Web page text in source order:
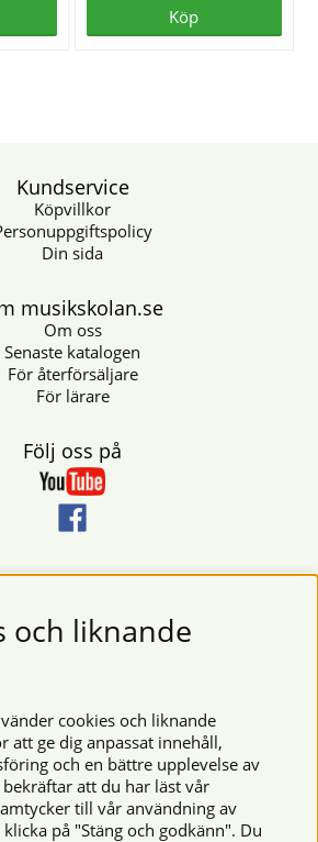
Köp
Kundservice
Köpvillkor
Din sida
musikskolan.se
Om oss
Senaste katalogen
För återförsäljare
För lärare
Följ oss på
Nyhetsbrev
erbjudanden från oss? Fyll då i din e-
i fältet nedan.
betalningar
och liknande
cookies och liknande
att ge dig anpassat innehåll,
och en bättre upplevelse av
att du har läst vår
till vår användning av
på "Stäng och godkänn". Du